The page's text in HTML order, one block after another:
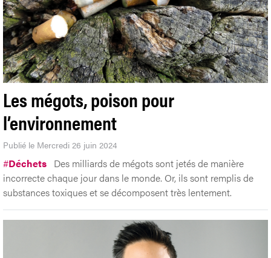
Les mégots, poison pour
l’environnement
Publié le Mercredi 26 juin 2024
#Déchets Des milliards de mégots sont jetés de manière
incorrecte chaque jour dans le monde. Or, ils sont remplis de
substances toxiques et se décomposent très lentement.